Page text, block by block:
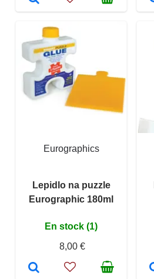
Eurographics
Lepidlo na puzzle
Eurographic 180ml
En stock (1)
8,00 €